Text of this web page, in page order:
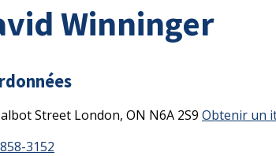
Winninger
Street London, ON N6A 2S9 Obtenir un
3152